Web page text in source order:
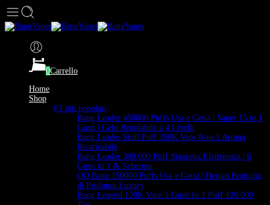
0Carrello
Home
Shop
# I più popolari
Bang Leader 450000 Puffs Usa e Getta | Vaper 15 in 1
Gusti | Gelo Regolabile a 4 Livelli
Bang Leader Stoll Puff 350K Vape 8-in-1 Aroma
Ricaricabile
Bang Leader 300.000 Puff Sigaretta Elettronica | 6
Gusti in 1 & Schermo
QQ Bang 150000 Puffs Usa e Getta | Design Bottiglia
di Profumo Luxury
Bang Legend 120K Vape 5 Gusti In 1 Puff 120.000